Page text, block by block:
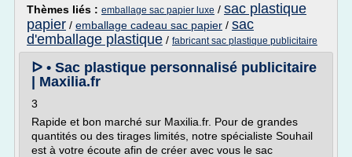
Thèmes liés : emballage sac papier luxe / sac plastique
papier / emballage cadeau sac papier / sac
d'emballage plastique / fabricant sac plastique publicitaire
ᐅ • Sac plastique personnalisé publicitaire
| Maxilia.fr
3
Rapide et bon marché sur Maxilia.fr. Pour de grandes
quantités ou des tirages limités, notre spécialiste Souhail
est à votre écoute afin de créer avec vous le sac